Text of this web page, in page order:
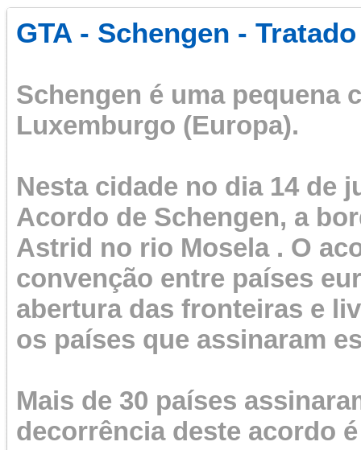
GTA - Schengen -
Schengen é uma pequena
Luxemburgo (Europa).
Nesta cidade no dia 14 de
Acordo de Schengen, a
Astrid no rio Mosela . O
convenção entre países
abertura das fronteiras e
os países que assinaram
Mais de 30 países
decorrência deste acordo